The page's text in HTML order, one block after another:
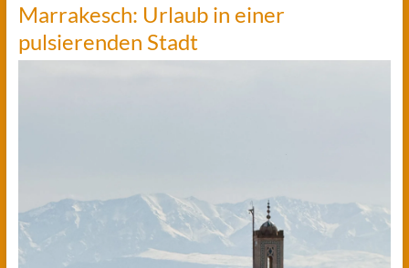
Marrakesch: Urlaub in einer
pulsierenden Stadt